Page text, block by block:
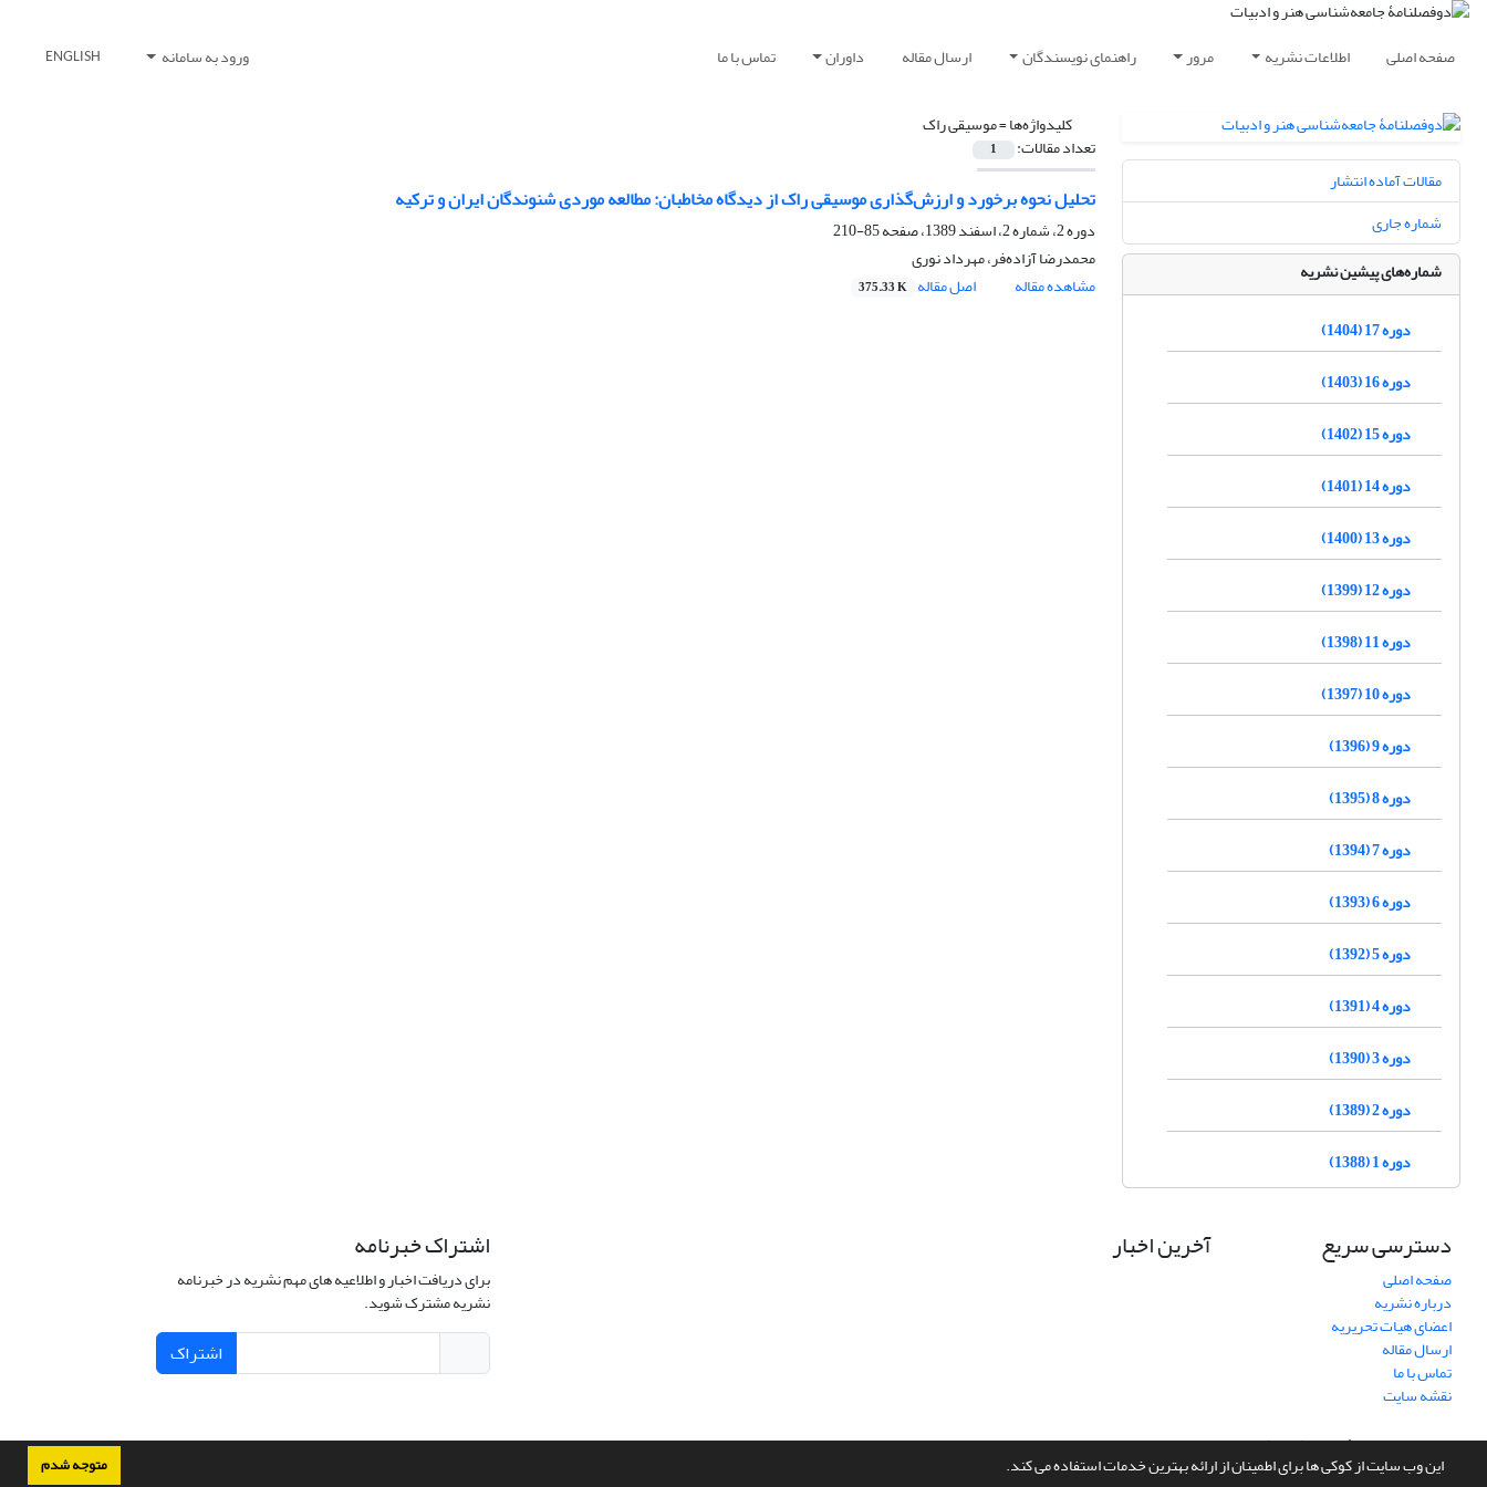
این وب سایت از کوکی ها برای اطمینان از ارائه بهترین خدمات استفاده می کند. متوجه شدم
صفحه اصلی اطلاعات نشریه مرور راهنمای نویسندگان ارسال مقاله داوران تماس با ما ورود به سامانه ENGLISH
کلیدواژه‌ها =موسیقی راک
تعداد مقالات: 1
تحلیل نحوه برخورد و ارزش‌گذاری موسیقی راک از دیدگاه مخاطبان: مطالعه موردی شنوندگان ایران و ترکیه
دوره 2، شماره 2، اسفند 1389، صفحه
85-210
محمدرضا آزاده‌فر، مهرداد نوری
مشاهده مقاله
اصل مقاله 375.33 K
مقالات آماده انتشار
شماره جاری
شماره‌های پیشین نشریه
دوره 17 (1404)
دوره 16 (1403)
دوره 15 (1402)
دوره 14 (1401)
دوره 13 (1400)
دوره 12 (1399)
دوره 11 (1398)
دوره 10 (1397)
دوره 9 (1396)
دوره 8 (1395)
دوره 7 (1394)
دوره 6 (1393)
دوره 5 (1392)
دوره 4 (1391)
دوره 3 (1390)
دوره 2 (1389)
دوره 1 (1388)
دسترسی سریع
صفحه اصلی
درباره نشریه
اعضای هیات تحریریه
ارسال مقاله
تماس با ما
نقشه سایت
آخرین اخبار اشتراک خبرنامه
برای دریافت اخبار و اطلاعیه های مهم نشریه در خبرنامه
نشریه مشترک شوید.
اشتراک
سامانه مدیریت نشریات علمی.طراحی و پیاده سازی ازسیناوب